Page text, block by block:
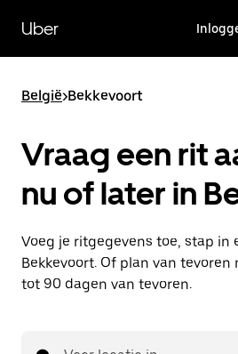
naar
hoofdinhoud
Uber
België>Bekkevoort
Vraag een rit
nu of later in
Voeg je ritgegevens toe, stap in
Bekkevoort. Of plan van tevoren
tot 90 dagen van tevoren.